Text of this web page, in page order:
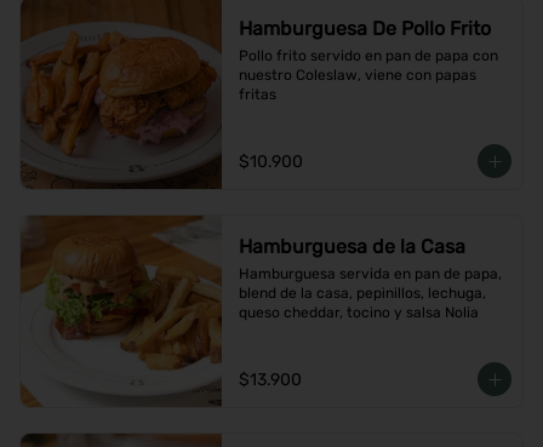
Hamburguesa De Pollo Frito
Pollo frito servido en pan de papa con
nuestro Coleslaw, viene con papas
fritas
$10.900
Hamburguesa de la Casa
Hamburguesa servida en pan de papa,
blend de la casa, pepinillos, lechuga,
queso cheddar, tocino y salsa Nolia
$13.900